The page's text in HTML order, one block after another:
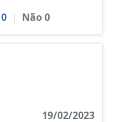
0 | Não0
19/02/2023